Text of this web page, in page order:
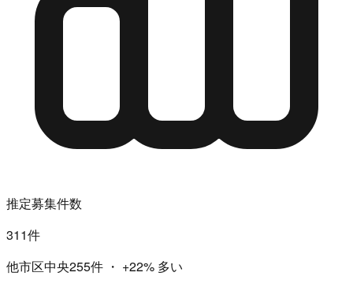
推定募集件数
311件
他市区中央255件 ・ +22% 多い